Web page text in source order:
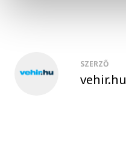
SZERZŐ
vehir.hu